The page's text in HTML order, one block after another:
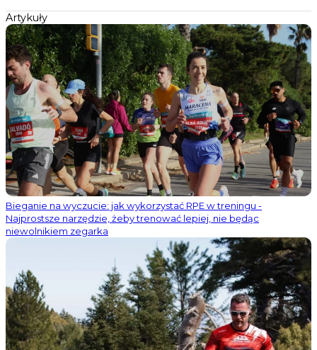
Artykuły
Bieganie na wyczucie: jak wykorzystać RPE w treningu -
Najprostsze narzędzie, żeby trenować lepiej, nie będąc
niewolnikiem zegarka